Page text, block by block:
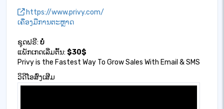
https://www.privy.com/
ເຄື່ອງມືການຕະຫຼາດ
ຊຸດຟຣີ: ບໍ່
ແພັກເກດເລີ່ມຕົ້ນ: $30$
Privy is the Fastest Way To Grow Sales With Email & SMS
ວິດີໂອສົ່ງເສີມ